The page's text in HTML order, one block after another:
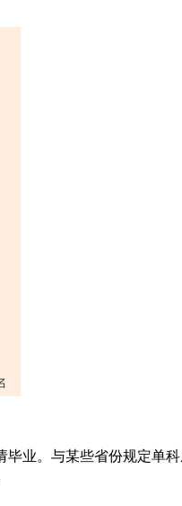
业。与某些省份规定单